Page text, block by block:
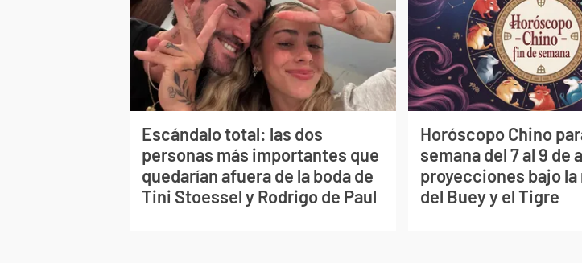
Escándalo total: las dos
personas más importantes que
quedarían afuera de la boda de
Tini Stoessel y Rodrigo de Paul
Horóscopo Chino
semana del 7 al 9 de
proyecciones bajo
del Buey y el Tigre